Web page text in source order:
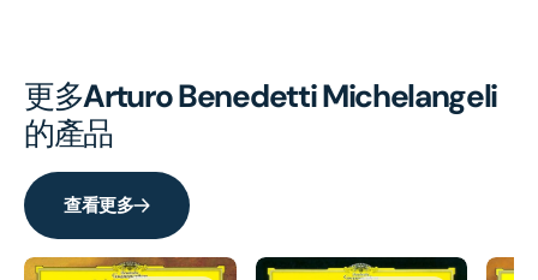
更多Arturo Benedetti Michelangeli
的產品
查看更多